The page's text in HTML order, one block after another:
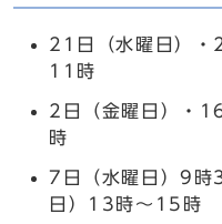
21日（水曜日）
11時
2日（金曜日）・
時
7日（水曜日）9
日）13時～15時